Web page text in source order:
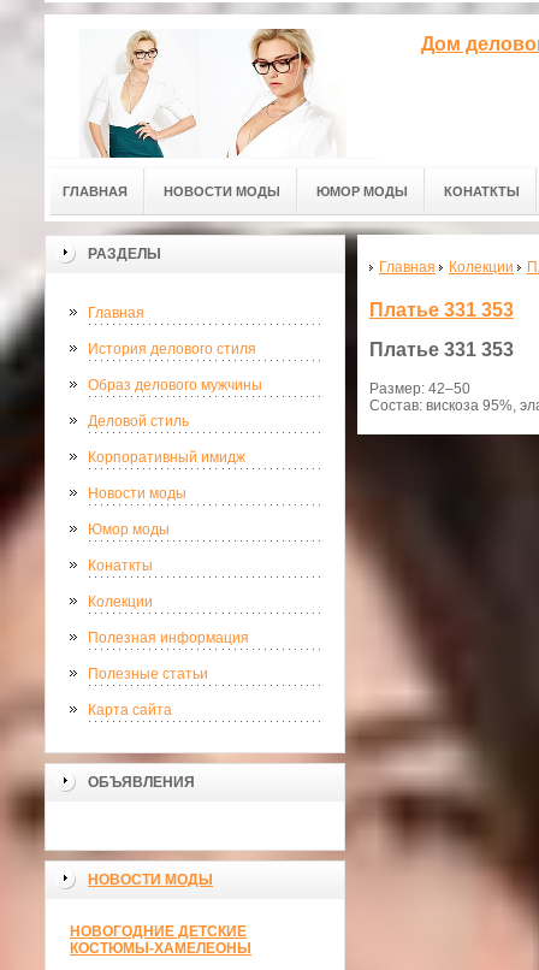
Дом
ГЛАВНАЯ НОВОСТИ МОДЫ ЮМОР МОДЫ КОНАТКТЫ
РАЗДЕЛЫ
Главная
История делового стиля
Образ делового мужчины
Деловой стиль
Корпоративный имидж
Новости моды
Юмор моды
Конаткты
Колекции
Полезная информация
Полезные статьи
Карта сайта
ОБЪЯВЛЕНИЯ
НОВОСТИ МОДЫ
НОВОГОДНИЕ ДЕТСКИЕ
КОСТЮМЫ-ХАМЕЛЕОНЫ
Главная Колекции
Платье 331 353
Платье 331 353
Размер: 42–50
Состав: вискоза 95%,